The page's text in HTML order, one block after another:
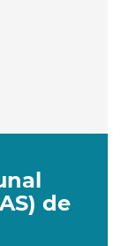
de